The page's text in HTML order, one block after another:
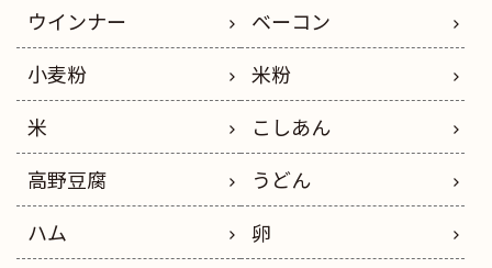
ウインナー
ベーコン
小麦粉
米粉
米
こしあん
高野豆腐
うどん
ハム
卵